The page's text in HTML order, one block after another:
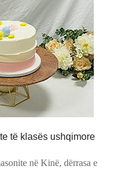
të klasës ushqimore
në Kinë, dërrasa e